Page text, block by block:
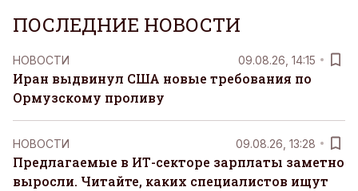
ПОСЛЕДНИЕ НОВОСТИ
НОВОСТИ 09.08.26, 14:15
Иран выдвинул США новые требования по
Ормузскому проливу
НОВОСТИ 09.08.26, 13:28
Предлагаемые в ИТ-секторе зарплаты заметно
выросли. Читайте, каких специалистов ищут